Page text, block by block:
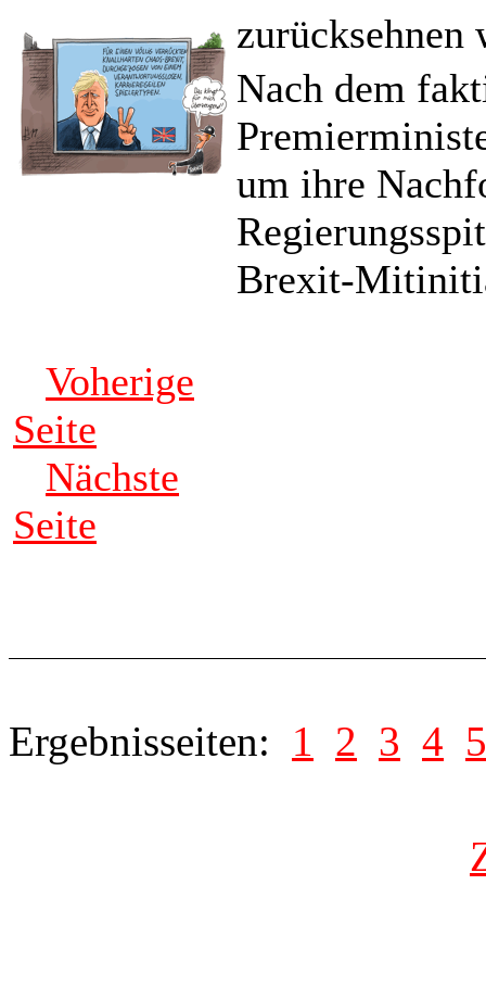
zurücksehnen
Nach dem
um ihre
Brexit-
Voherige
Seite
Nächste
Seite
Ergebnisseiten: 1 2 3 4 5